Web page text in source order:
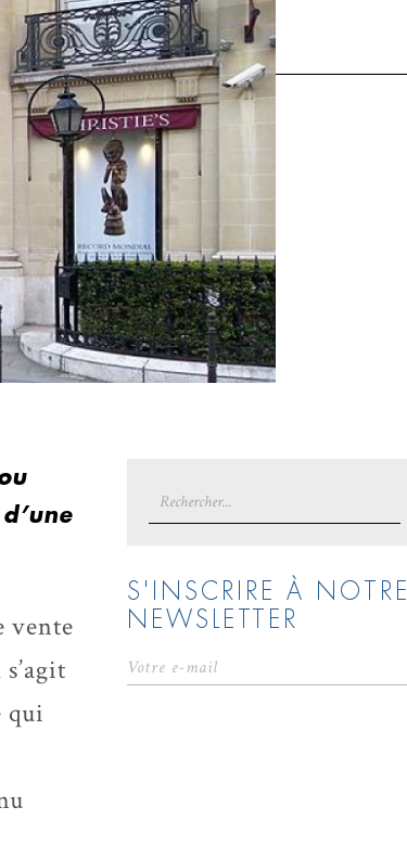
vente
qui
for:
S'INSCRIRE À NOTRE
NEWSLETTER